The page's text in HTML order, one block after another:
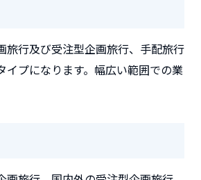
旅行及び受注型企画旅行、手配旅行
イプになります。幅広い範囲での業